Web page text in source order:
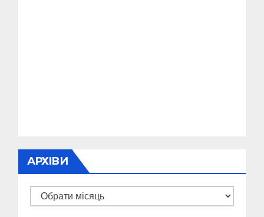
АРХІВИ
Архіви